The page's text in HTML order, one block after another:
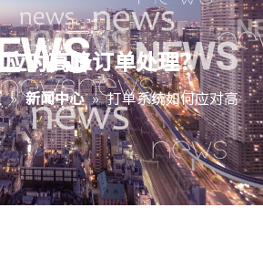
对高峰订单处理？
» 新闻中心 » 打单系统如何应对高